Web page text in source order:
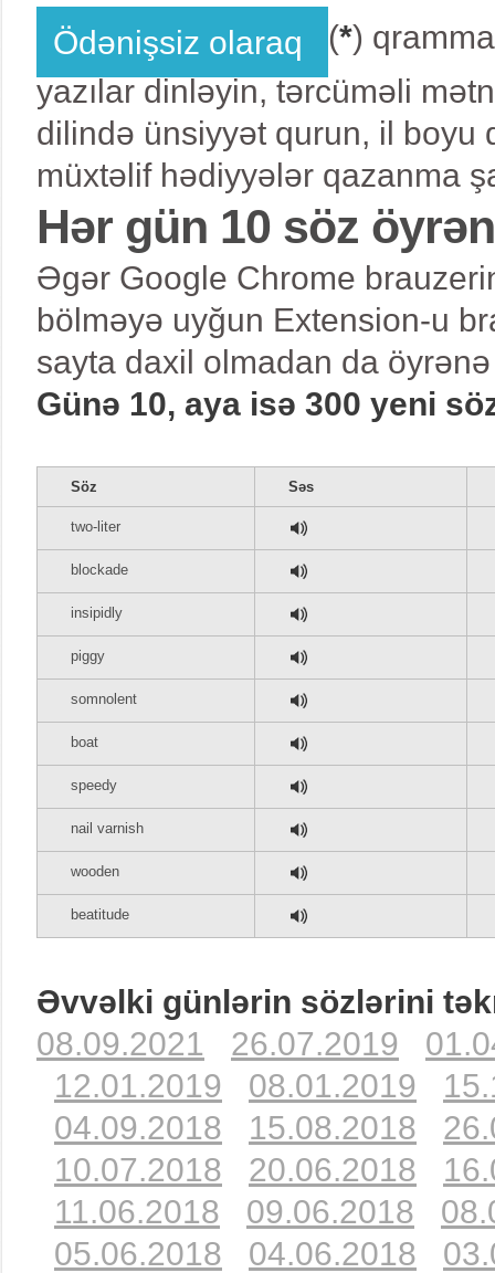
Ödənişsiz olaraq (*)
yazılar dinləyin, tərcüməli
dilində ünsiyyət qurun, il boyu
müxtəlif hədiyyələr qazanma
Hər gün 10 söz
Əgər Google Chrome
bölməyə uyğun Extension-u
sayta daxil olmadan da
Günə 10, aya isə 300 yeni
Söz Səs
two-liter
blockade
insipidly
piggy
somnolent
boat
speedy
nail varnish
wooden
beatitude
Əvvəlki günlərin sözlərini
08.09.2021
26.07.2019
12.01.2019
08.01.2019
04.09.2018
15.08.2018
10.07.2018
20.06.2018
11.06.2018
09.06.2018
05.06.2018
04.06.2018